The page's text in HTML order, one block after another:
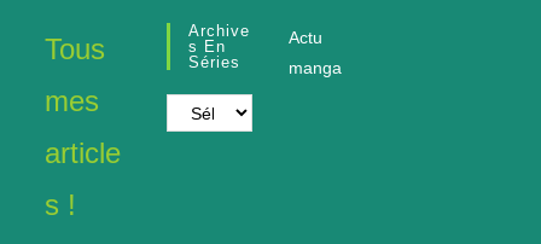
Tous
mes
article
s !
Archive
S En
Séries
Archives
en
Actu
manga